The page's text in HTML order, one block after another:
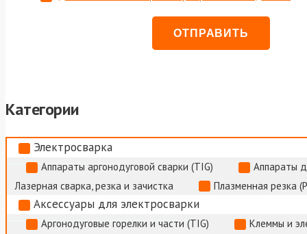
Категории
Электросварка
Аппараты аргонодуговой сварки (TIG)
Аппараты
Лазерная сварка, резка и зачистка
Плазменная резка
Аксессуары для электросварки
Аргонодуговые горелки и части (TIG)
Клеммы и